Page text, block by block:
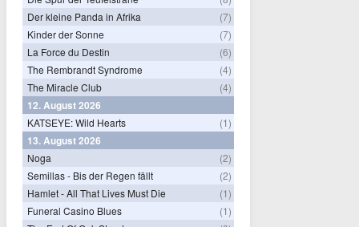
Der kleine Panda in Afrika
(7)
Kinder der Sonne
(7)
La Force du Destin
(6)
The Rembrandt Syndrome
(4)
The Miracle Club
(4)
12. August 2026
KATSEYE: Wild Hearts (1)
13. August 2026
Noga
(2)
Semillas - Bis der Regen fällt
(2)
Hamlet - All That Lives Must Die
(1)
Funeral Casino Blues
(1)